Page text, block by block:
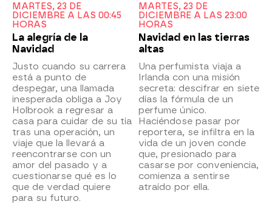
MARTES, 23 DE
DICIEMBRE A LAS 00:45
HORAS
La alegría de la
Navidad
Justo cuando su carrera
está a punto de
despegar, una llamada
inesperada obliga a Joy
Holbrook a regresar a
casa para cuidar de su tía
tras una operación, un
viaje que la llevará a
reencontrarse con un
amor del pasado y a
cuestionarse qué es lo
que de verdad quiere
para su futuro.
MARTES, 23 DE
DICIEMBRE A LAS 23:00
HORAS
Navidad en las tierras
altas
Una perfumista viaja a
Irlanda con una misión
secreta: descifrar en siete
días la fórmula de un
perfume único.
Haciéndose pasar por
reportera, se infiltra en la
vida de un joven conde
que, presionado para
casarse por conveniencia,
comienza a sentirse
atraído por ella.